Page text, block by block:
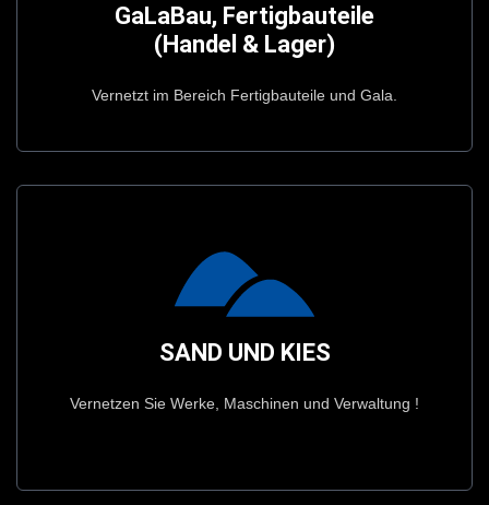
GaLaBau, Fertigbauteile
(Handel & Lager)
Vernetzt im Bereich Fertigbauteile und Gala.
GaLaBau, Fertigbauteile
(Handel & Lager)
SAND UND KIES
Vernetzen Sie Werke, Maschinen und Verwaltung !
SAND UND KIES
Vernetzen Sie Werke, Maschinen und Verwaltung !
Prospekt Anschauen